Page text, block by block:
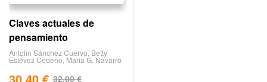
Claves actuales de
pensamiento
Antolin Sánchez Cuervo Betty
Estévez Cedeño María G. Navarro
32,00€